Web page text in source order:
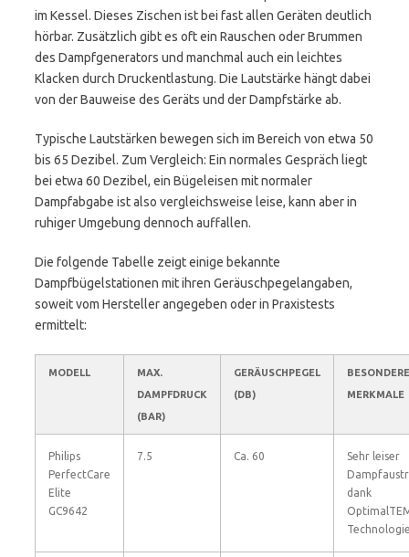
im Kessel. Dieses Zischen ist bei fast allen Geräten deutlich
hörbar. Zusätzlich gibt es oft ein Rauschen oder Brummen
des Dampfgenerators und manchmal auch ein leichtes
Klacken durch Druckentlastung. Die Lautstärke hängt dabei
von der Bauweise des Geräts und der Dampfstärke ab.
Typische Lautstärken bewegen sich im Bereich von etwa 50
bis 65 Dezibel. Zum Vergleich: Ein normales Gespräch liegt
bei etwa 60 Dezibel, ein Bügeleisen mit normaler
Dampfabgabe ist also vergleichsweise leise, kann aber in
ruhiger Umgebung dennoch auffallen.
Die folgende Tabelle zeigt einige bekannte
Dampfbügelstationen mit ihren Geräuschpegelangaben,
soweit vom Hersteller angegeben oder in Praxistests
ermittelt:
MODELL
MAX.
DAMPFDRUCK
(BAR)
GERÄUSCHPEGEL
(DB)
BESONDERE
MERKMALE
Philips
PerfectCare
Elite
GC9642
7.5 Ca. 60
Sehr leiser
dank